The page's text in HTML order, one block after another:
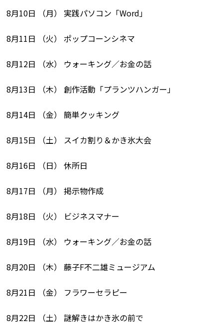
8月10日 （月） 実践パソコン「Word」
8月11日 （火） ポップコーンシネマ
8月12日 （水） ウォーキング／お金の話
8月13日 （木） 創作活動「プランツハンガー」
8月14日 （金） 簡単クッキング
8月15日 （土） スイカ割り＆かき氷大会
8月16日 （日） 休所日
8月17日 （月） 掲示物作成
8月18日 （火） ビジネスマナー
8月19日 （水） ウォーキング／お金の話
8月20日 （木） 藤子F不二雄ミュージアム
8月21日 （金） フラワーセラピー
8月22日 （土） 謎解きはかき氷の前で